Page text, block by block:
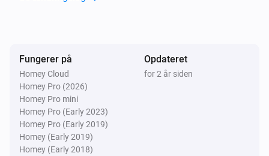
Fungerer på
Homey Cloud
Homey Pro (2026)
Homey Pro mini
Homey Pro (Early 2023)
Homey Pro (Early 2019)
Homey (Early 2019)
Homey (Early 2018)
Opdateret
for 2 år siden